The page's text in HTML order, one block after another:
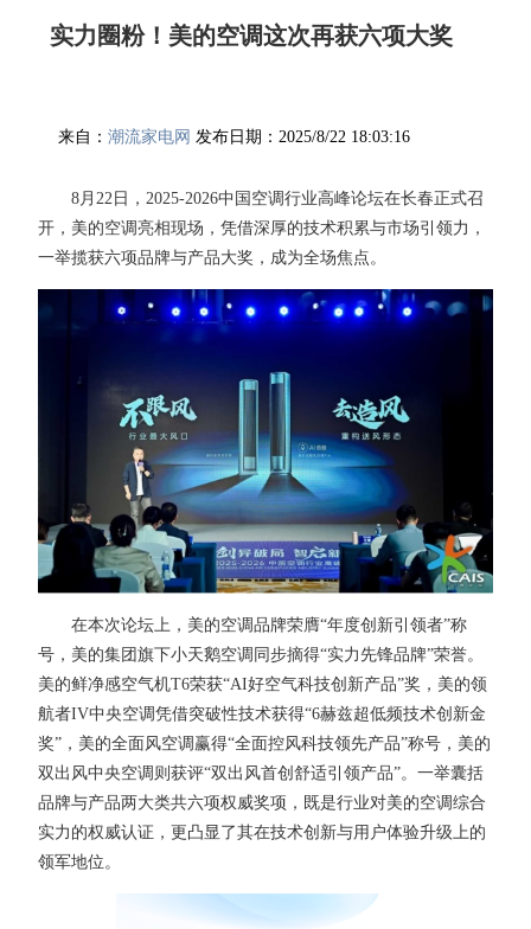
实力圈粉！美的空调这次再获六项大奖
来自：潮流家电网 发布日期：2025/8/22 18:03:16
8月22日，2025-2026中国空调行业高峰论坛在长春正式召
开，美的空调亮相现场，凭借深厚的技术积累与市场引领力，
一举揽获六项品牌与产品大奖，成为全场焦点。
在本次论坛上，美的空调品牌荣膺“年度创新引领者”称
号，美的集团旗下小天鹅空调同步摘得“实力先锋品牌”荣誉。
美的鲜净感空气机T6荣获“AI好空气科技创新产品”奖，美的领
航者IV中央空调凭借突破性技术获得“6赫兹超低频技术创新金
奖”，美的全面风空调赢得“全面控风科技领先产品”称号，美的
双出风中央空调则获评“双出风首创舒适引领产品”。一举囊括
品牌与产品两大类共六项权威奖项，既是行业对美的空调综合
实力的权威认证，更凸显了其在技术创新与用户体验升级上的
领军地位。